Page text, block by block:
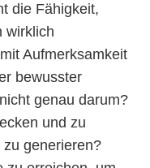
die Fähigkeit,
wirklich
Aufmerksamkeit
bewusster
genau darum?
und zu
generieren?